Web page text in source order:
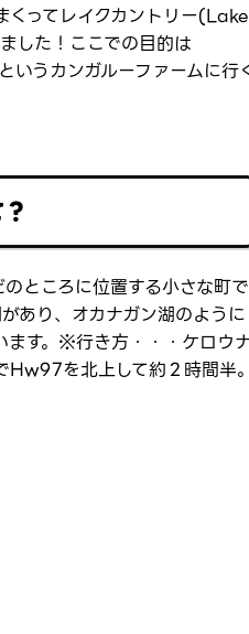
くってレイクカントリー(Lake
した！ここでの目的は
うカンガルーファームに行
ところに位置する小さな町で
あり、オカナガン湖のように
ます。※行き方・・・ケロウ
Hw97を北上して約２時間半